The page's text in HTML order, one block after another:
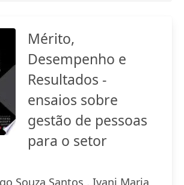
Mérito,
Desempenho e
Resultados -
ensaios sobre
gestão de pessoas
para o setor
Souza Santos , Ivani Maria